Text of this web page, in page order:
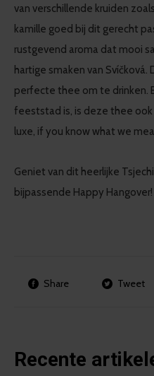
van verschillende kruiden
kamille goed bij dit gerecht
rustgevend aroma dat mooi
hartige smaken van Svíčková.
perfecte thee om te drinken.
feeststad is, is deze thee
luxe, if you know what we
Geniet van dit heerlijke
bijpassende Happy Hangover!
Share Tweet
Recente